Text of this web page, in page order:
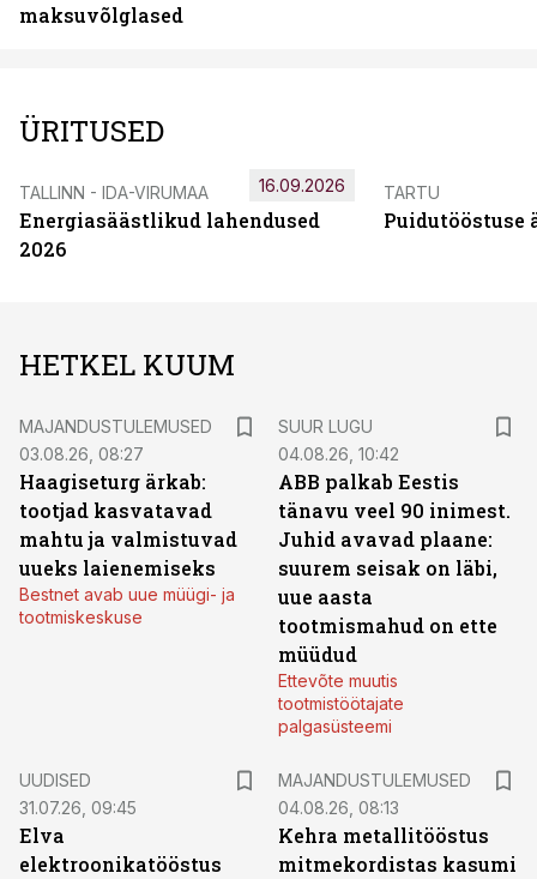
maksuvõlglased
ÜRITUSED
TALLINN - IDA-VIRUMAA
Energiasäästlikud lahendused
2026
16.09.2026 TARTU
Puidutööstuse
HETKEL KUUM
MAJANDUSTULEMUSED
03.08.26, 08:27
Haagiseturg ärkab:
tootjad kasvatavad
mahtu ja valmistuvad
uueks laienemiseks
Bestnet avab uue müügi- ja
tootmiskeskuse
SUUR LUGU
04.08.26, 10:42
ABB palkab Eestis
tänavu veel 90 inimest.
Juhid avavad plaane:
suurem seisak on läbi,
uue aasta
tootmismahud on ette
müüdud
Ettevõte muutis
tootmistöötajate
palgasüsteemi
UUDISED
31.07.26, 09:45
Elva
elektroonikatööstus
MAJANDUSTULEMUSED
04.08.26, 08:13
Kehra metallitööstus
mitmekordistas kasumi